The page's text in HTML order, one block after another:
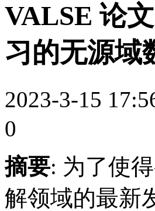
VALSE 论
习的无源域
2023-3-15
0
摘要: 为了使
解领域的最新